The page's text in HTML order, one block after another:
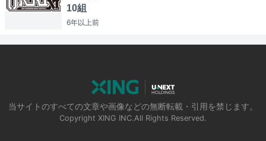
10組
6年以上前
当サイトのすべての文章や画像などの無断転載・引用を禁じます。
Copyright XING INC.All Rights Reserved.